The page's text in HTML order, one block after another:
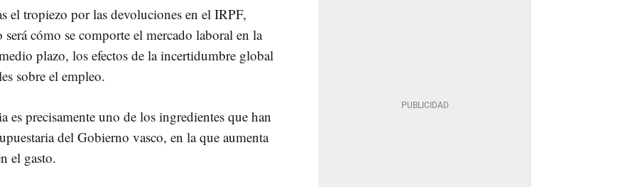
el tropiezo por las devoluciones en el IRPF,
cómo se comporte el mercado laboral en la
plazo, los efectos de la incertidumbre global
sobre el empleo.
es precisamente uno de los ingredientes que han
del Gobierno vasco, en la que aumenta
el gasto.